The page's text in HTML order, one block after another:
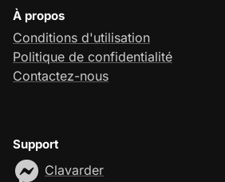
À propos
Conditions d'utilisation
Politique de confidentialité
Contactez-nous
Support
Clavarder